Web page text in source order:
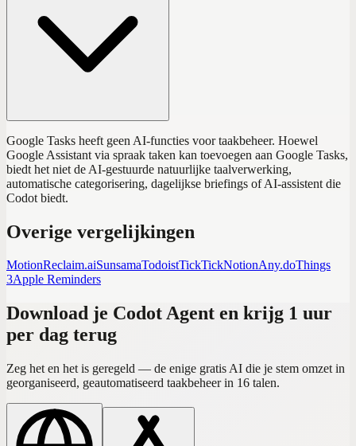
Google Tasks heeft geen AI-functies voor taakbeheer. Hoewel
Google Assistant via spraak taken kan toevoegen aan Google Tasks,
biedt het niet de AI-gestuurde natuurlijke taalverwerking,
automatische categorisering, dagelijkse briefings of AI-assistent die
Codot biedt.
Overige vergelijkingen
MotionReclaim.aiSunsamaTodoistTickTickNotionAny.doThings
3Apple Reminders
Download je Codot Agent en krijg 1 uur
per dag terug
Zeg het en het is geregeld — de enige gratis AI die je stem omzet in
georganiseerd, geautomatiseerd taakbeheer in 16 talen.